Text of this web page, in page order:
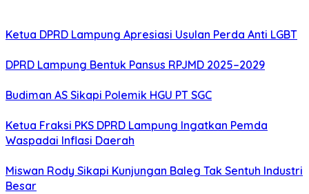
Ketua DPRD Lampung Apresiasi Usulan Perda Anti LGBT
DPRD Lampung Bentuk Pansus RPJMD 2025–2029
Budiman AS Sikapi Polemik HGU PT SGC
Ketua Fraksi PKS DPRD Lampung Ingatkan Pemda
Waspadai Inflasi Daerah
Miswan Rody Sikapi Kunjungan Baleg Tak Sentuh Industri
Besar